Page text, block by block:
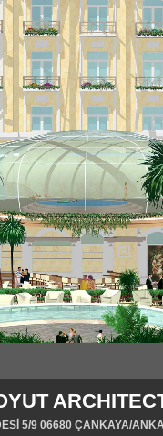
5/9 06680 ÇANKAYA/